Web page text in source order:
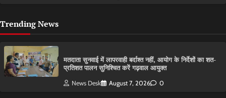
Trending News
मतदाता सुनवाई में लापरवाही बर्दाश्त नहीं, आयोग के निर्देशों का शत-
प्रतिशत पालन सुनिश्चित करें गढ़वाल आयुक्त
News Desk August 7, 2026 0